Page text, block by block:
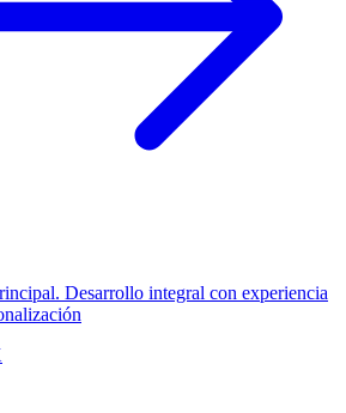
Desarrollo integral con experiencia